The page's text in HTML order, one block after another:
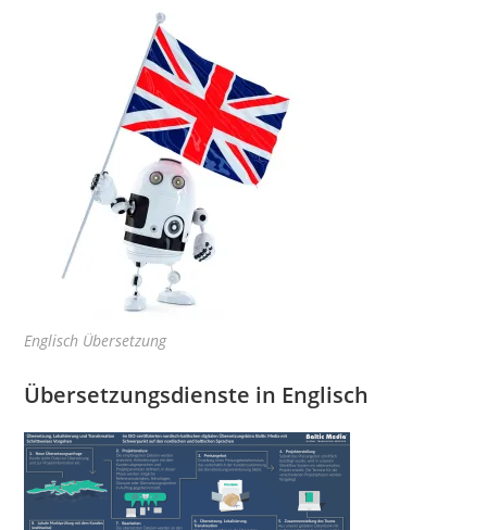
Englisch Übersetzung
Übersetzungsdienste in Englisch